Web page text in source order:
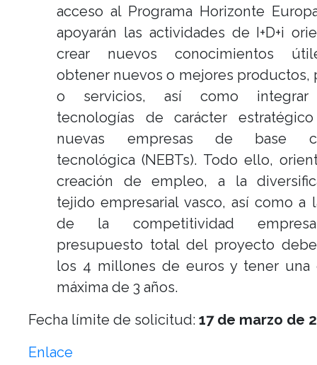
acceso al Programa Horizonte
apoyarán las actividades de I+D+i
crear nuevos conocimientos
obtener nuevos o mejores productos,
o servicios, así como integrar
tecnologías de carácter
nuevas empresas de base
tecnológica (NEBTs). Todo ello,
creación de empleo, a la
tejido empresarial vasco, así como a
de la competitividad
presupuesto total del proyecto
los 4 millones de euros y tener una
máxima de 3 años.
Fecha límite de solicitud:17 de marzo de
Enlace